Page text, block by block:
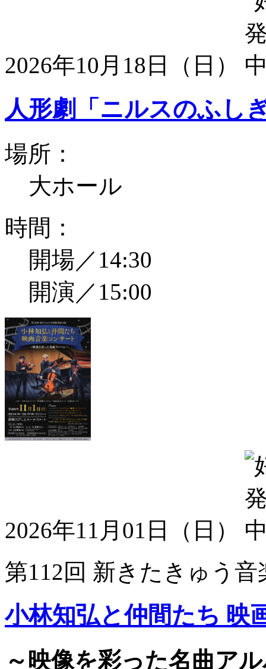
2026年10月18日（日）
人形劇「ニルスのふし
場所：
大ホール
時間：
開場／14:30
開演／15:00
2026年11月01日（日）
第112回 新きたきゅう音
小林知弘と仲間たち 映
～映像を彩った名曲ア